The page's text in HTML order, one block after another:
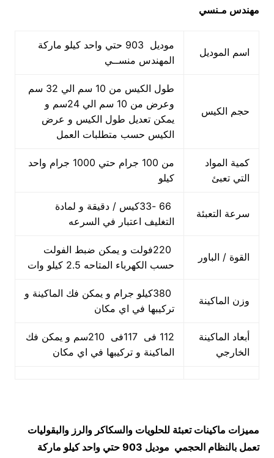
مهندس مـنسي
اسم الموديل
موديل 903 حتي واحد كيلو ماركة
المهندس منســي
حجم الكيس
طول الكيس من 10 سم الي 32 سم
وعرض من 10 سم الي 24سم و
يمكن تعديل طول الكيس و عرض
الكيس حسب متطلبات العمل
كمية المواد
التي تعبئ
من 100 جرام حتي 1000 جرام واحد
كيلو
سرعة التعبئة
66 -33كيس / دقيقة و لمادة
التغليف اعتبار في السرعه
القوة / الباور
220فولت و يمكن ضبط الفولت
حسب الكهرباء المتاحه 2.5 كيلو وات
وزن الماكينة
380كيلو جرام و يمكن فك الماكينة و
تركيبها في اي مكان
أبعاد الماكينة
الخارجي
112 فى 117فى 210سم و يمكن فك
الماكينة و تركيبها في اي مكان
مميزات ماكينات تعبئة للحلويات والسكاكر والرز والبقوليات
تعمل بالنظام الحجمي
موديل 903 حتي واحد كيلو ماركة